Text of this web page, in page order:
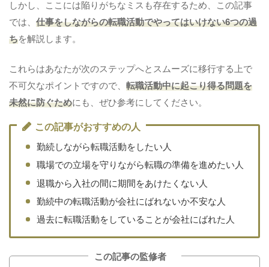
しかし、ここには陥りがちなミスも存在するため、
この記事
では、 仕事をしながらの転職活動でやってはいけない6つの過
ちを解説します。
これらはあなたが次のステップへとスムーズに移行する上で
不可欠なポイントですので、 転職活動中に起こり得る問題を
未然に防ぐためにも、ぜひ参考にしてください。
この記事がおすすめの人
勤続しながら転職活動をしたい人
職場での立場を守りながら転職の準備を進めたい人
退職から入社の間に期間をあけたくない人
勤続中の転職活動が会社にばれないか不安な人
過去に転職活動をしていることが会社にばれた人
この記事の監修者